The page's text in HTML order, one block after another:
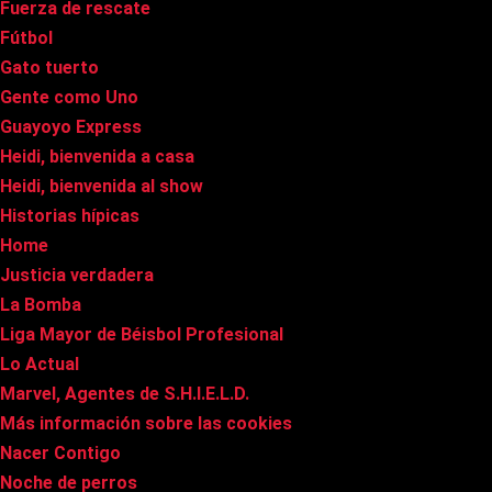
Fuerza de rescate
Fútbol
Gato tuerto
Gente como Uno
Guayoyo Express
Heidi, bienvenida a casa
Heidi, bienvenida al show
Historias hípicas
Home
Justicia verdadera
La Bomba
Liga Mayor de Béisbol Profesional
Lo Actual
Marvel, Agentes de S.H.I.E.L.D.
Más información sobre las cookies
Nacer Contigo
Noche de perros